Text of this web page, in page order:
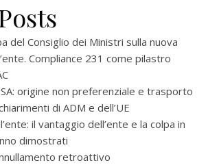
del Consiglio dei Ministri sulla nuova
Compliance 231 come pilastro
origine non preferenziale e trasporto
di ADM e dell’UE
il vantaggio dell’ente e la colpa in
dimostrati
retroattivo